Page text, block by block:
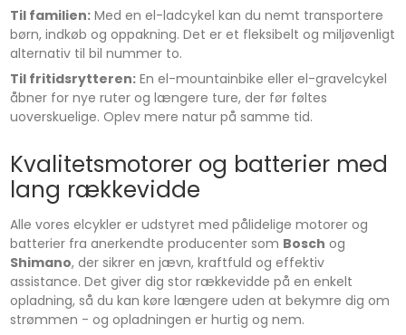
Til familien: Med en el-ladcykel kan du nemt transportere
børn, indkøb og oppakning. Det er et fleksibelt og miljøvenligt
alternativ til bil nummer to.
Til fritidsrytteren: En el-mountainbike eller el-gravelcykel
åbner for nye ruter og længere ture, der før føltes
uoverskuelige. Oplev mere natur på samme tid.
Kvalitetsmotorer og batterier med
lang rækkevidde
Alle vores elcykler er udstyret med pålidelige motorer og
batterier fra anerkendte producenter som Bosch og
Shimano, der sikrer en jævn, kraftfuld og effektiv
assistance. Det giver dig stor rækkevidde på en enkelt
opladning, så du kan køre længere uden at bekymre dig om
strømmen - og opladningen er hurtig og nem.